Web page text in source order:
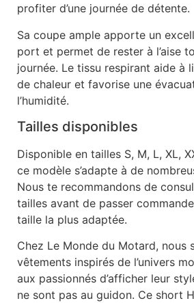
profiter d’une journée de détente.
Sa coupe ample apporte un
port et permet de rester à l’aise
journée. Le tissu respirant aide à
de chaleur et favorise une
l’humidité.
Tailles disponibles
Disponible en tailles S, M, L, XL,
ce modèle s’adapte à de
Nous te recommandons de
tailles avant de passer
taille la plus adaptée.
Chez Le Monde du Motard, nous
vêtements inspirés de l’univers
aux passionnés d’afficher leur
ne sont pas au guidon. Ce short